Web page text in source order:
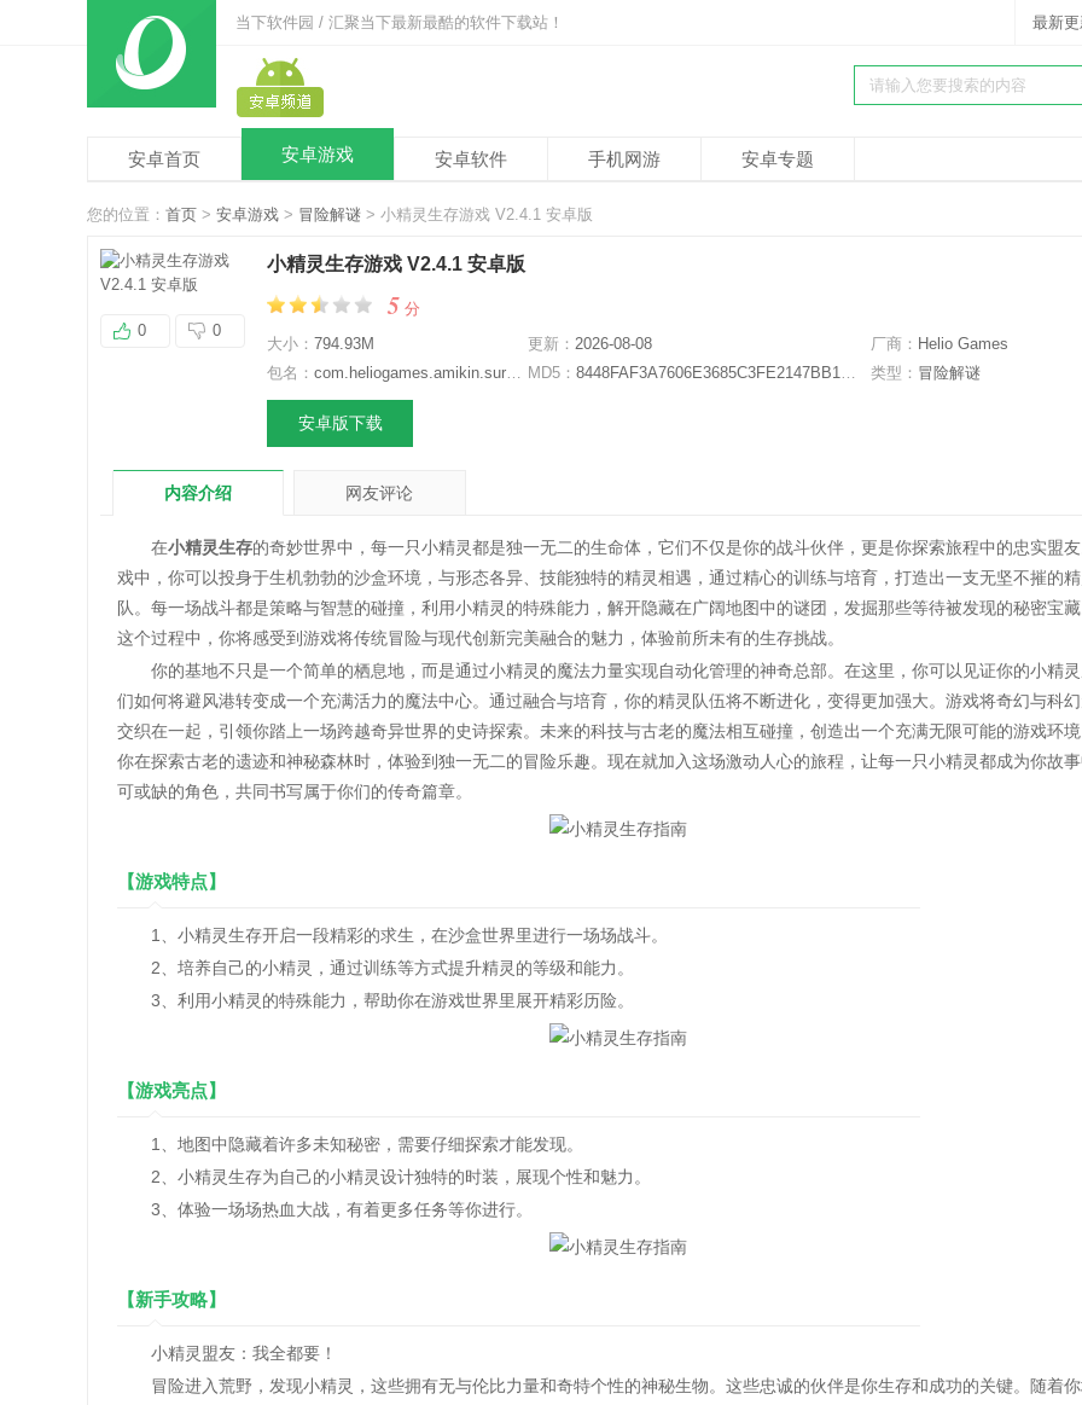
当下软件园 / 汇聚当下最新最酷的软件下载站！ 最新更
安卓首页 安卓游戏 安卓软件 手机网游 安卓专题
您的位置： 首页 > 安卓游戏 > 冒险解谜 > 小精灵生存游戏 V2.4.1 安卓版
0 0
小精灵生存游戏 V2.4.1 安卓版
5 分
大小： 794.93M 更新： 2026-08-08 厂商： Helio Games
包名： com.heliogames.amikin.survival MD5： 8448FAF3A7606E3685C3FE2147BB109F 类型： 冒险解谜
安卓版下载
内容介绍 网友评论
在小精灵生存的奇妙世界中，每一只小精灵都是独一无二的生命体，它们不仅是你的战斗伙伴，更是你探索旅程中的忠实盟
戏中，你可以投身于生机勃勃的沙盒环境，与形态各异、技能独特的精灵相遇，通过精心的训练与培育，打造出一支无坚不摧的
队。每一场战斗都是策略与智慧的碰撞，利用小精灵的特殊能力，解开隐藏在广阔地图中的谜团，发掘那些等待被发现的秘密宝
这个过程中，你将感受到游戏将传统冒险与现代创新完美融合的魅力，体验前所未有的生存挑战。
你的基地不只是一个简单的栖息地，而是通过小精灵的魔法力量实现自动化管理的神奇总部。在这里，你可以见证你的小精
们如何将避风港转变成一个充满活力的魔法中心。通过融合与培育，你的精灵队伍将不断进化，变得更加强大。游戏将奇幻与科
交织在一起，引领你踏上一场跨越奇异世界的史诗探索。未来的科技与古老的魔法相互碰撞，创造出一个充满无限可能的游戏环
你在探索古老的遗迹和神秘森林时，体验到独一无二的冒险乐趣。现在就加入这场激动人心的旅程，让每一只小精灵都成为你故
可或缺的角色，共同书写属于你们的传奇篇章。
【游戏特点】
1、小精灵生存开启一段精彩的求生，在沙盒世界里进行一场场战斗。
2、培养自己的小精灵，通过训练等方式提升精灵的等级和能力。
3、利用小精灵的特殊能力，帮助你在游戏世界里展开精彩历险。
【游戏亮点】
1、地图中隐藏着许多未知秘密，需要仔细探索才能发现。
2、小精灵生存为自己的小精灵设计独特的时装，展现个性和魅力。
3、体验一场场热血大战，有着更多任务等你进行。
【新手攻略】
小精灵盟友：我全都要！
冒险进入荒野，发现小精灵，这些拥有无与伦比力量和奇特个性的神秘生物。这些忠诚的伙伴是你生存和成功的关键。随着